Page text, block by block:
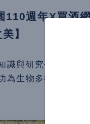
110週年X買酒
】
識與研究長期以來
為生物多樣性領域